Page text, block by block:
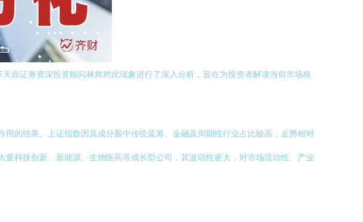
鼎证券资深投资顾问林炜对此现象进行了深入分析，旨在为投资者解读当前市场格
的结果。上证指数因其成分股中传统蓝筹、金融及周期性行业占比较高，走势相对
科技创新、新能源、生物医药等成长型公司，其波动性更大，对市场流动性、产业